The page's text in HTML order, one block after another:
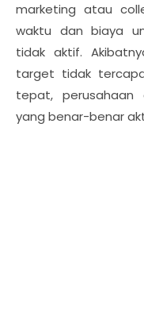
marketing atau
waktu dan biaya
tidak aktif.
target tidak
tepat, perusahaan
yang benar-benar